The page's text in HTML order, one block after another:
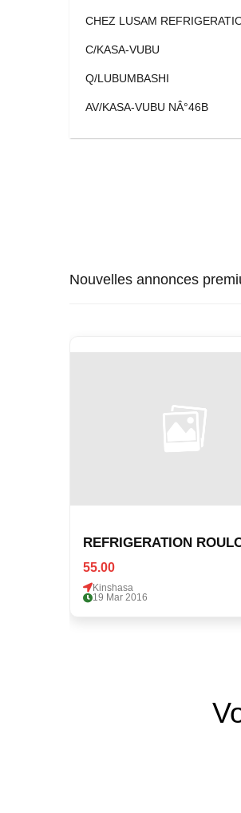
CHEZ LUSAM
C/KASA-VUBU
Q/LUBUMBASHI
AV/KASA-VUBU NÂ°46B
Nouvelles annonces
REFRIGERATION
55.00
Kinshasa
19 Mar 2016